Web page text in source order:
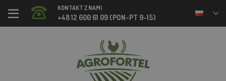
KONTAKT Z NAMI
+48 12 600 61 09 (PON-PT 9-15)